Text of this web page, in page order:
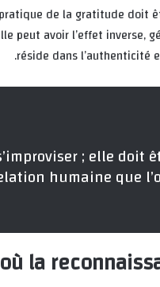
de la gratitude doit
peut avoir l’effet inverse,
réside dans l’authenticité
; elle doit
humaine que
la